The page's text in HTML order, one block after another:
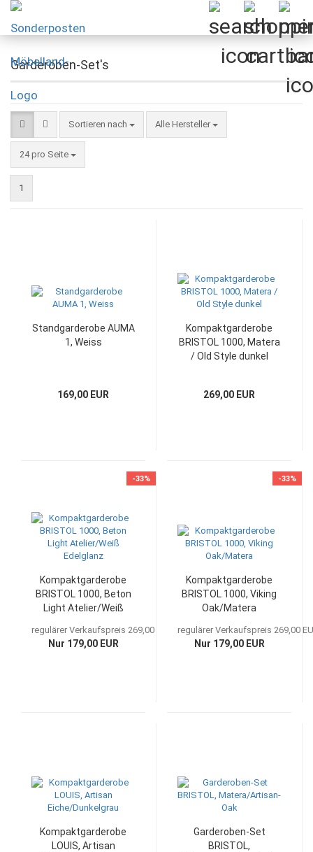
Garderoben-Set's
Sortieren nach
Sortieren nach Alle Hersteller
24 pro Seite
pro Seite
1
Standgarderobe AUMA
1, Weiss
169,00 EUR
Kompaktgarderobe
BRISTOL 1000, Matera
/ Old Style dunkel
269,00 EUR
-33%
Kompaktgarderobe
BRISTOL 1000, Beton
Light Atelier/Weiß
regulärer Verkaufspreis 269,00 EUR
Nur 179,00 EUR
-33%
Kompaktgarderobe
BRISTOL 1000, Viking
Oak/Matera
regulärer Verkaufspreis 269,00
Nur 179,00 EUR
Kompaktgarderobe
LOUIS, Artisan
Garderoben-Set
BRISTOL,